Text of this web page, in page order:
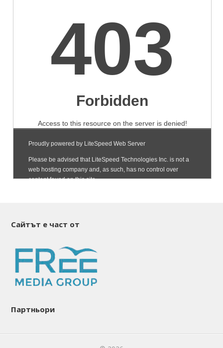
Сайтът е част от
Партньори